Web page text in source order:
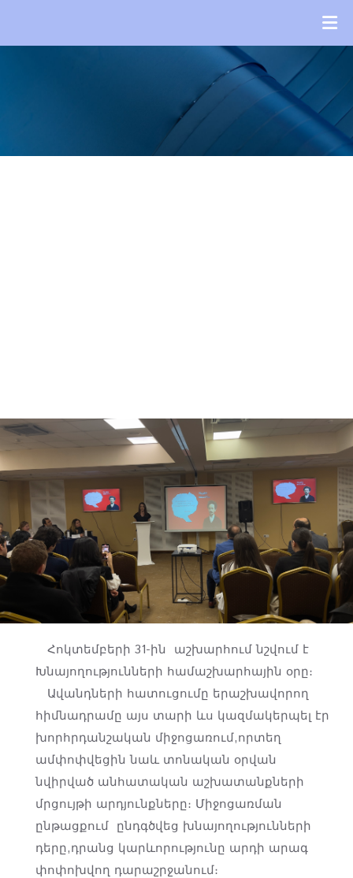
Հոկտեմբերի 31-ին աշխարհում նշվում է
Խնայողությունների համաշխարհային օրը։
Ավանդների հատուցումը երաշխավորող
հիմնադրամը այս տարի ևս կազմակերպել էր
խորհրդանշական միջոցառում,որտեղ
ամփոփվեցին նաև տոնական օրվան
նվիրված անհատական աշխատանքների
մրցույթի արդյունքները։ Միջոցառման
ընթացքում ընդգծվեց խնայողությունների
դերը,դրանց կարևորությունը արդի արագ
փոփոխվող դարաշրջանում։